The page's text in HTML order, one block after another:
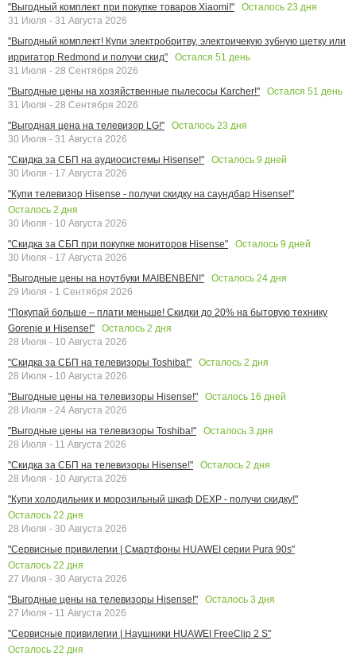
"Выгодный комплект при покупке товаров Xiaomi!"
Осталось 23 дня
31 Июля - 31 Августа 2026
"Выгодный комплект! Купи электробритву, электричекую зубную щетку или
ирригатор Redmond и получи скид"
Остался 51 день
31 Июля - 28 Сентября 2026
"Выгодные цены на хозяйственные пылесосы Karcher!"
Остался 51 день
31 Июля - 28 Сентября 2026
"Выгодная цена на телевизор LG!"
Осталось 23 дня
30 Июля - 31 Августа 2026
"Скидка за СБП на аудиосистемы Hisense!"
Осталось 9 дней
30 Июля - 17 Августа 2026
"Купи телевизор Hisense - получи скидку на саундбар Hisense!"
Осталось 2 дня
30 Июля - 10 Августа 2026
"Скидка за СБП при покупке мониторов Hisense"
Осталось 9 дней
30 Июля - 17 Августа 2026
"Выгодные цены на ноутбуки MAIBENBEN!"
Осталось 24 дня
29 Июля - 1 Сентября 2026
"Покупай больше – плати меньше! Скидки до 20% на бытовую технику
Gorenje и Hisense!"
Осталось 2 дня
28 Июля - 10 Августа 2026
"Скидка за СБП на телевизоры Toshiba!"
Осталось 2 дня
28 Июля - 10 Августа 2026
"Выгодные цены на телевизоры Hisense!"
Осталось 16 дней
28 Июля - 24 Августа 2026
"Выгодные цены на телевизоры Toshiba!"
Осталось 3 дня
28 Июля - 11 Августа 2026
"Скидка за СБП на телевизоры Hisense!"
Осталось 2 дня
28 Июля - 10 Августа 2026
"Купи холодильник и морозильный шкаф DEXP - получи скидку!"
Осталось 22 дня
28 Июля - 30 Августа 2026
"Сервисные привилегии | Смартфоны HUAWEI серии Pura 90s"
Осталось 22 дня
27 Июля - 30 Августа 2026
"Выгодные цены на телевизоры Hisense!"
Осталось 3 дня
27 Июля - 11 Августа 2026
"Сервисные привилегии | Наушники HUAWEI FreeClip 2 S"
Осталось 22 дня